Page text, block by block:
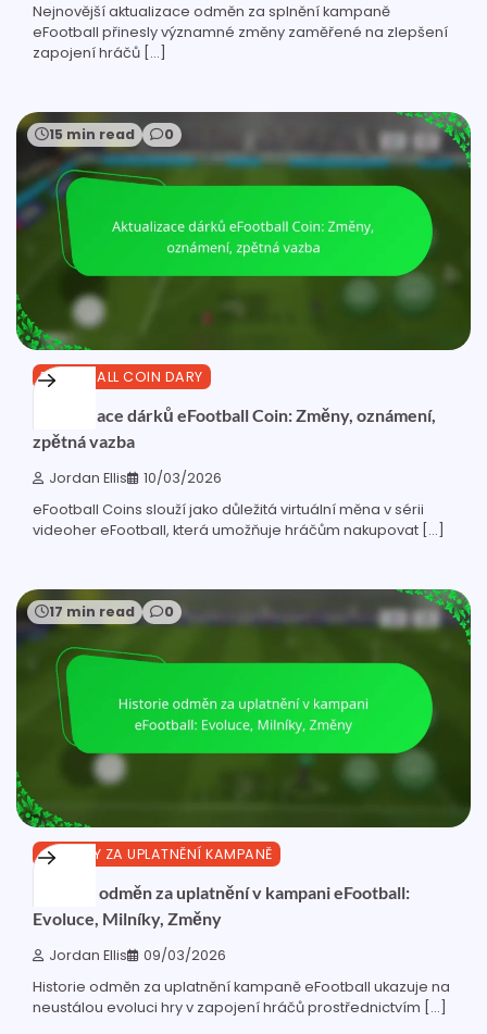
Nejnovější aktualizace odměn za splnění kampaně
eFootball přinesly významné změny zaměřené na zlepšení
zapojení hráčů […]
15 min read 0
EFOOTBALL COIN DARY
Aktualizace dárků eFootball Coin: Změny, oznámení,
zpětná vazba
Jordan Ellis 10/03/2026
eFootball Coins slouží jako důležitá virtuální měna v sérii
videoher eFootball, která umožňuje hráčům nakupovat […]
17 min read 0
ODMĚNY ZA UPLATNĚNÍ KAMPANĚ
Historie odměn za uplatnění v kampani eFootball:
Evoluce, Milníky, Změny
Jordan Ellis 09/03/2026
Historie odměn za uplatnění kampaně eFootball ukazuje na
neustálou evoluci hry v zapojení hráčů prostřednictvím […]